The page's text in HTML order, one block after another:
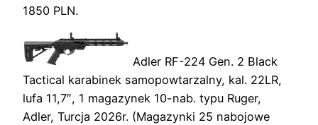
1850 PLN.
Adler RF-224 Gen. 2 Black
Tactical karabinek samopowtarzalny, kal. 22LR,
lufa 11,7″, 1 magazynek 10-nab. typu Ruger,
Adler, Turcja 2026r. (Magazynki 25 nabojowe